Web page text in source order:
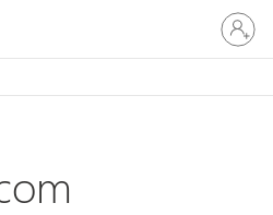
Bei
Ihrem
Konto